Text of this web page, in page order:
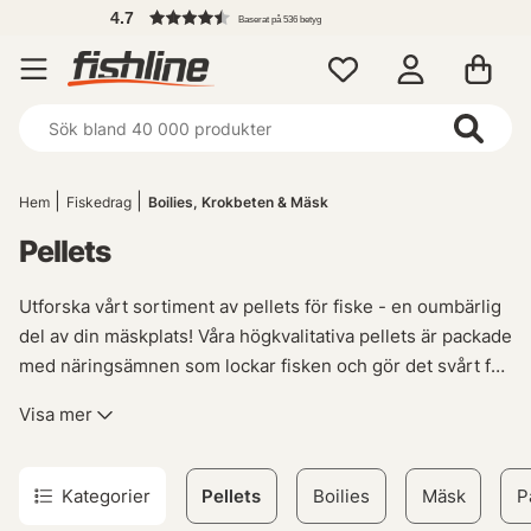
Baserat på 536 betyg
Hem Fiskedrag Boilies, Krokbeten & Mäsk
Pellets
Utforska vårt sortiment av pellets för fiske - en oumbärlig
del av din mäskplats! Våra högkvalitativa pellets är packade
med näringsämnen som lockar fisken och gör det svårt för
storlekar kan du anpassa ditt bete efter olika fiskarter och
Vår mångsidiga samling erbjuder allt från traditionella
Visa mer
Kategorier Boilies Mäsk
Pellets